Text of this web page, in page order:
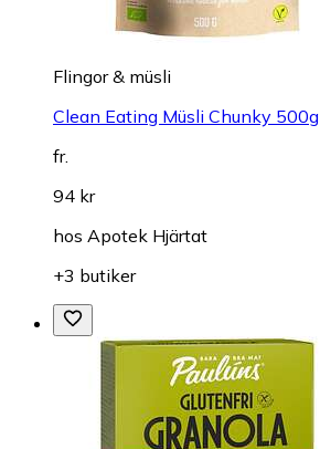
Flingor & müsli
Clean Eating Müsli Chunky 500g
fr.
94 kr
hos Apotek Hjärtat
+3 butiker